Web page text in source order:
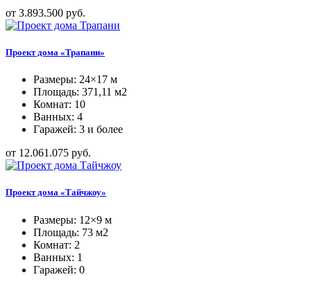
от 3.893.500 руб.
Проект дома «Трапани»
Размеры: 24×17 м
Площадь: 371,11 м2
Комнат: 10
Ванных: 4
Гаражей: 3 и более
от 12.061.075 руб.
Проект дома «Тайчжоу»
Размеры: 12×9 м
Площадь: 73 м2
Комнат: 2
Ванных: 1
Гаражей: 0